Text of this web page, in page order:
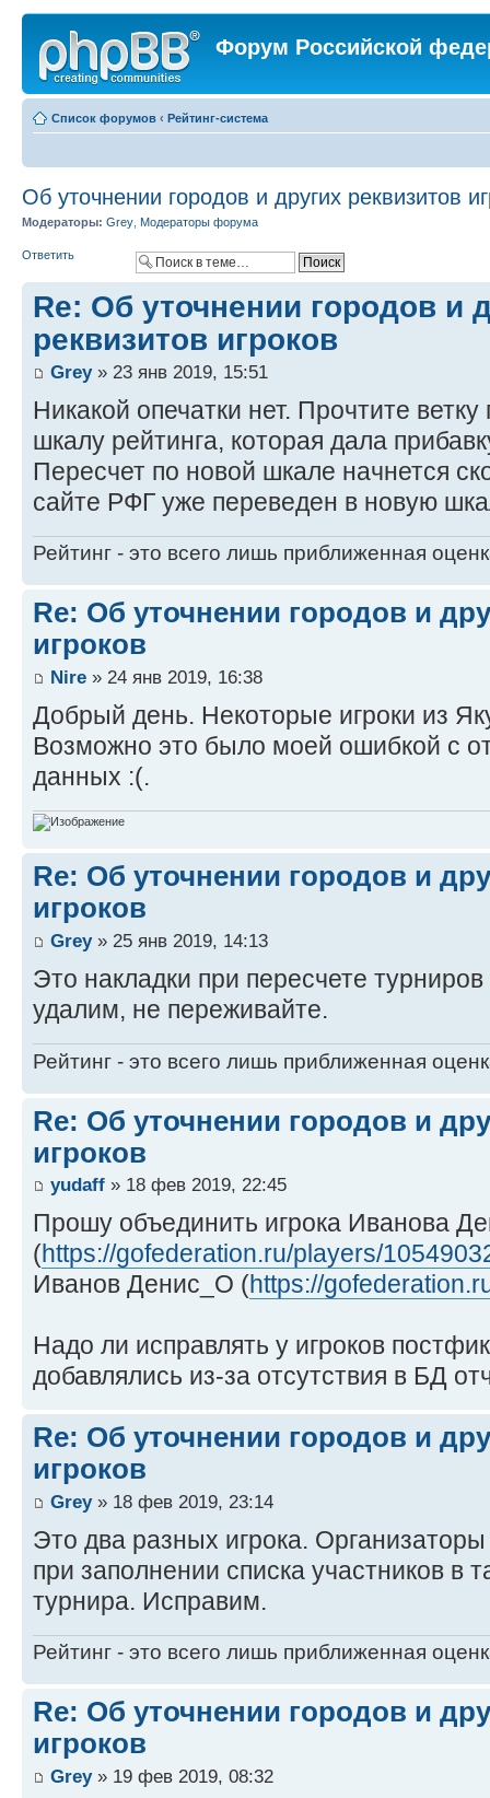
Форум Российской
Список форумов ‹ Рейтинг-система
Об уточнении городов и других реквизитов
Модераторы: Grey Модераторы форума
Ответить
Re: Об уточнении городов и
реквизитов игроков
Grey» 23 янв 2019, 15:51
Никакой опечатки нет. Прочтите
шкалу рейтинга, которая дала
Пересчет по новой шкале начнется
сайте РФГ уже переведен в новую
Рейтинг - это всего лишь приближенная
Re: Об уточнении городов и
игроков
Nire » 24 янв 2019, 16:38
Добрый день. Некоторые игроки из
Возможно это было моей ошибкой с
данных :(.
Re: Об уточнении городов и
игроков
Grey» 25 янв 2019, 14:13
Это накладки при пересчете
удалим, не переживайте.
Рейтинг - это всего лишь приближенная
Re: Об уточнении городов и
игроков
yudaff » 18 фев 2019, 22:45
Прошу объединить игрока Иванова
(https://gofederation.ru/players/
Иванов Денис_О (https://
Надо ли исправлять у игроков
добавлялись из-за отсутствия в БД
Re: Об уточнении городов и
игроков
Grey» 18 фев 2019, 23:14
Это два разных игрока.
при заполнении списка участников в
турнира. Исправим.
Рейтинг - это всего лишь приближенная
Re: Об уточнении городов и
игроков
Grey» 19 фев 2019, 08:32